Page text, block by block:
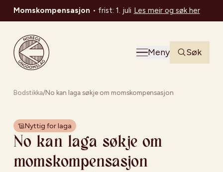
Momskompensasjon • frist: 1. juli Les meir og søk her
Noregs Ungdomslag
Meny
Søk
Bodstikka/No kan laga søkje om momskompensasjon
Nyttig for laga
No kan laga søkje om
momskompensasjon